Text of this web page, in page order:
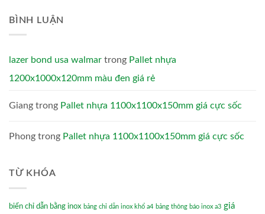
BÌNH LUẬN
lazer bond usa walmar trong Pallet nhựa
1200x1000x120mm màu đen giá rẻ
Giang trong Pallet nhựa 1100x1100x150mm giá cực sốc
Phong trong Pallet nhựa 1100x1100x150mm giá cực sốc
TỪ KHÓA
biển chỉ dẫn bằng inox bảng chỉ dẫn inox khổ a4 bảng thông báo inox a3 giá